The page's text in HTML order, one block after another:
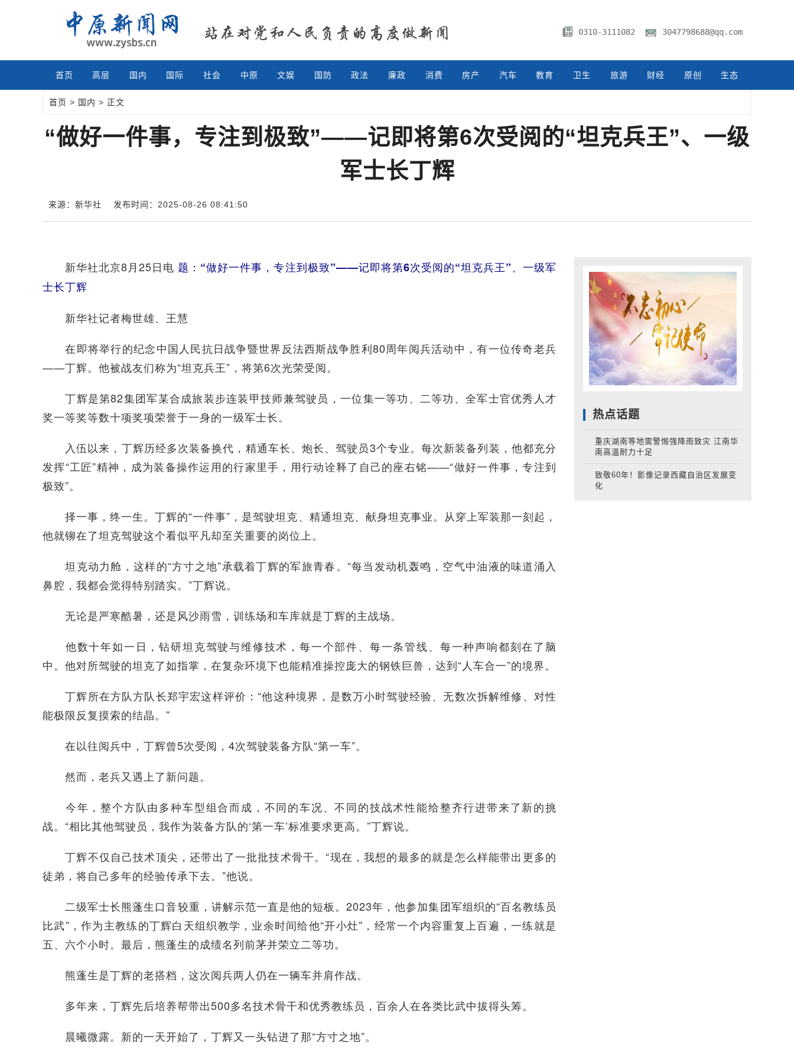
0310-3111082 3047798688@qq.com
首页 高层 国内 国际 社会 中原 文娱 国防 政法 廉政 消费 房产 汽车 教育 卫生 旅游 财经 原创 生态
首页 > 国内 > 正文
“做好一件事，专注到极致”——记即将第6次受阅的“坦克兵王”、一级
军士长丁辉
来源：新华社 发布时间：2025-08-26 08:41:50
新华社北京8月25日电 题：“做好一件事，专注到极致”——记即将第6次受阅的“坦克兵王”、一级军
士长丁辉
新华社记者梅世雄、王慧
在即将举行的纪念中国人民抗日战争暨世界反法西斯战争胜利80周年阅兵活动中，有一位传奇老兵
——丁辉。他被战友们称为“坦克兵王”，将第6次光荣受阅。
丁辉是第82集团军某合成旅装步连装甲技师兼驾驶员，一位集一等功、二等功、全军士官优秀人才
奖一等奖等数十项奖项荣誉于一身的一级军士长。
入伍以来，丁辉历经多次装备换代，精通车长、炮长、驾驶员3个专业。每次新装备列装，他都充分
发挥“工匠”精神，成为装备操作运用的行家里手，用行动诠释了自己的座右铭——“做好一件事，专注到
极致”。
择一事，终一生。丁辉的“一件事”，是驾驶坦克、精通坦克、献身坦克事业。从穿上军装那一刻起，
他就铆在了坦克驾驶这个看似平凡却至关重要的岗位上。
坦克动力舱，这样的“方寸之地”承载着丁辉的军旅青春。“每当发动机轰鸣，空气中油液的味道涌入
鼻腔，我都会觉得特别踏实。”丁辉说。
无论是严寒酷暑，还是风沙雨雪，训练场和车库就是丁辉的主战场。
他数十年如一日，钻研坦克驾驶与维修技术，每一个部件、每一条管线、每一种声响都刻在了脑
中。他对所驾驶的坦克了如指掌，在复杂环境下也能精准操控庞大的钢铁巨兽，达到“人车合一”的境界。
丁辉所在方队方队长郑宇宏这样评价：“他这种境界，是数万小时驾驶经验、无数次拆解维修、对性
能极限反复摸索的结晶。”
在以往阅兵中，丁辉曾5次受阅，4次驾驶装备方队“第一车”。
然而，老兵又遇上了新问题。
今年，整个方队由多种车型组合而成，不同的车况、不同的技战术性能给整齐行进带来了新的挑
战。“相比其他驾驶员，我作为装备方队的‘第一车’标准要求更高。”丁辉说。
丁辉不仅自己技术顶尖，还带出了一批批技术骨干。“现在，我想的最多的就是怎么样能带出更多的
徒弟，将自己多年的经验传承下去。”他说。
二级军士长熊蓬生口音较重，讲解示范一直是他的短板。2023年，他参加集团军组织的“百名教练员
比武”，作为主教练的丁辉白天组织教学，业余时间给他“开小灶”，经常一个内容重复上百遍，一练就是
五、六个小时。最后，熊蓬生的成绩名列前茅并荣立二等功。
熊蓬生是丁辉的老搭档，这次阅兵两人仍在一辆车并肩作战。
多年来，丁辉先后培养帮带出500多名技术骨干和优秀教练员，百余人在各类比武中拔得头筹。
晨曦微露。新的一天开始了，丁辉又一头钻进了那“方寸之地”。
热点话题
重庆湖南等地需警惕强降雨致灾 江南华
南高温耐力十足
致敬60年！影像记录西藏自治区发展变
化